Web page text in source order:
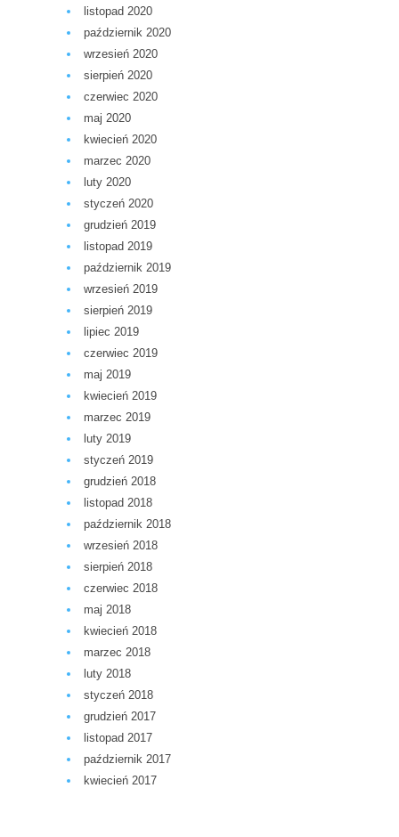
listopad 2020
październik 2020
wrzesień 2020
sierpień 2020
czerwiec 2020
maj 2020
kwiecień 2020
marzec 2020
luty 2020
styczeń 2020
grudzień 2019
listopad 2019
październik 2019
wrzesień 2019
sierpień 2019
lipiec 2019
czerwiec 2019
maj 2019
kwiecień 2019
marzec 2019
luty 2019
styczeń 2019
grudzień 2018
listopad 2018
październik 2018
wrzesień 2018
sierpień 2018
czerwiec 2018
maj 2018
kwiecień 2018
marzec 2018
luty 2018
styczeń 2018
grudzień 2017
listopad 2017
październik 2017
kwiecień 2017